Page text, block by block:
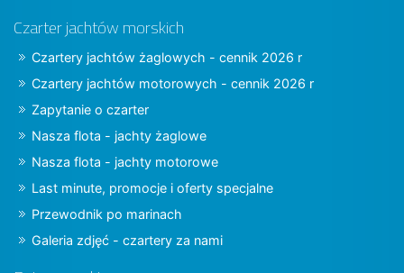
Czarter jachtów morskich
Czartery jachtów żaglowych - cennik 2026 r
Czartery jachtów motorowych - cennik 2026 r
Zapytanie o czarter
Nasza flota - jachty żaglowe
Nasza flota - jachty motorowe
Last minute, promocje i oferty specjalne
Przewodnik po marinach
Galeria zdjęć - czartery za nami